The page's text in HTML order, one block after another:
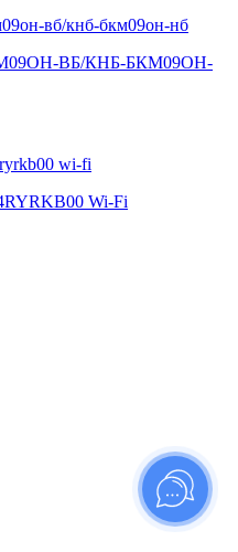
ВБ/КНБ-БКМ09ОН-
Wi-Fi